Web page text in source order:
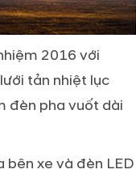
2016 với
tản nhiệt lục
đèn pha vuốt dài
bên xe và đèn LED